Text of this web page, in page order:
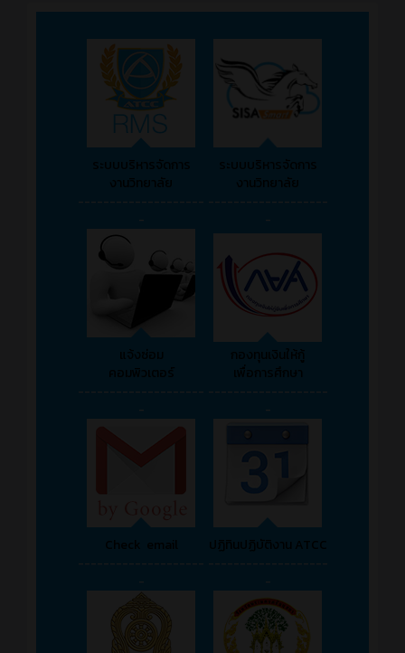
ระบบบริหารจัดการ
งานวิทยาลัย
ระบบบริหารจัดการ
งานวิทยาลัย
--------------------
-
-------------------
-
แจ้งซ่อม
คอมพิวเตอร์
กองทุนเงินให้กู้
เพื่อการศึกษา
--------------------
-
-------------------
-
Check email
ปฏิทินปฏิบัติงาน ATCC
--------------------
-
-------------------
-